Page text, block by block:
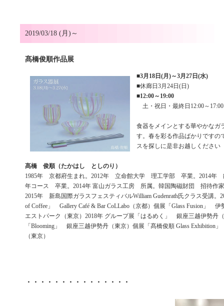
2019/03/18 (月)～
髙橋俊順作品展
■3月18日(月)～3月27日(水)
■休廊日3月24日(日)
■12:00～19:00
土・祝日・最終日12:00～17:00
食器をメインとする華やかなガ
す。春を彩る作品ばかりですの
スを探しに是非お越しください
髙橋 俊順（たかはし としのり）
1985年 京都府生まれ。2012年 立命館大学 理工学部 卒業。2014年
年コース 卒業。2014年 富山ガラス工房 所属。韓国陶磁財団 招待
2015年 新島国際ガラスフェスティバルWilliam Gudenrath氏クラス受講。
of Coffee」 Gallery Café & Bar CoLLabo（京都）個展「Glass Fusion」 伊
エストパーク（東京）2018年 グループ展「はるめく」 銀座三越伊勢丹
「Blooming」 銀座三越伊勢丹（東京）個展「髙橋俊順 Glass Exhibition
（東京）
・・・・・・・・・・・・・・・